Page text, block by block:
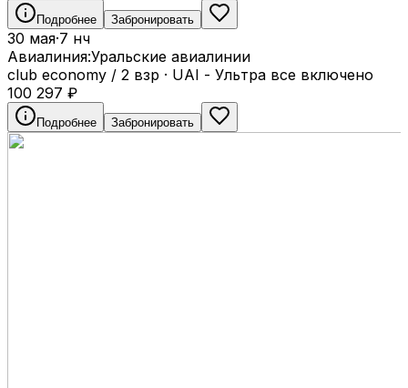
Подробнее Забронировать
30 мая·7 нч
Авиалиния:Уральские авиалинии
club economy / 2 взр · UAI - Ультра все включено
100 297 ₽
Подробнее Забронировать